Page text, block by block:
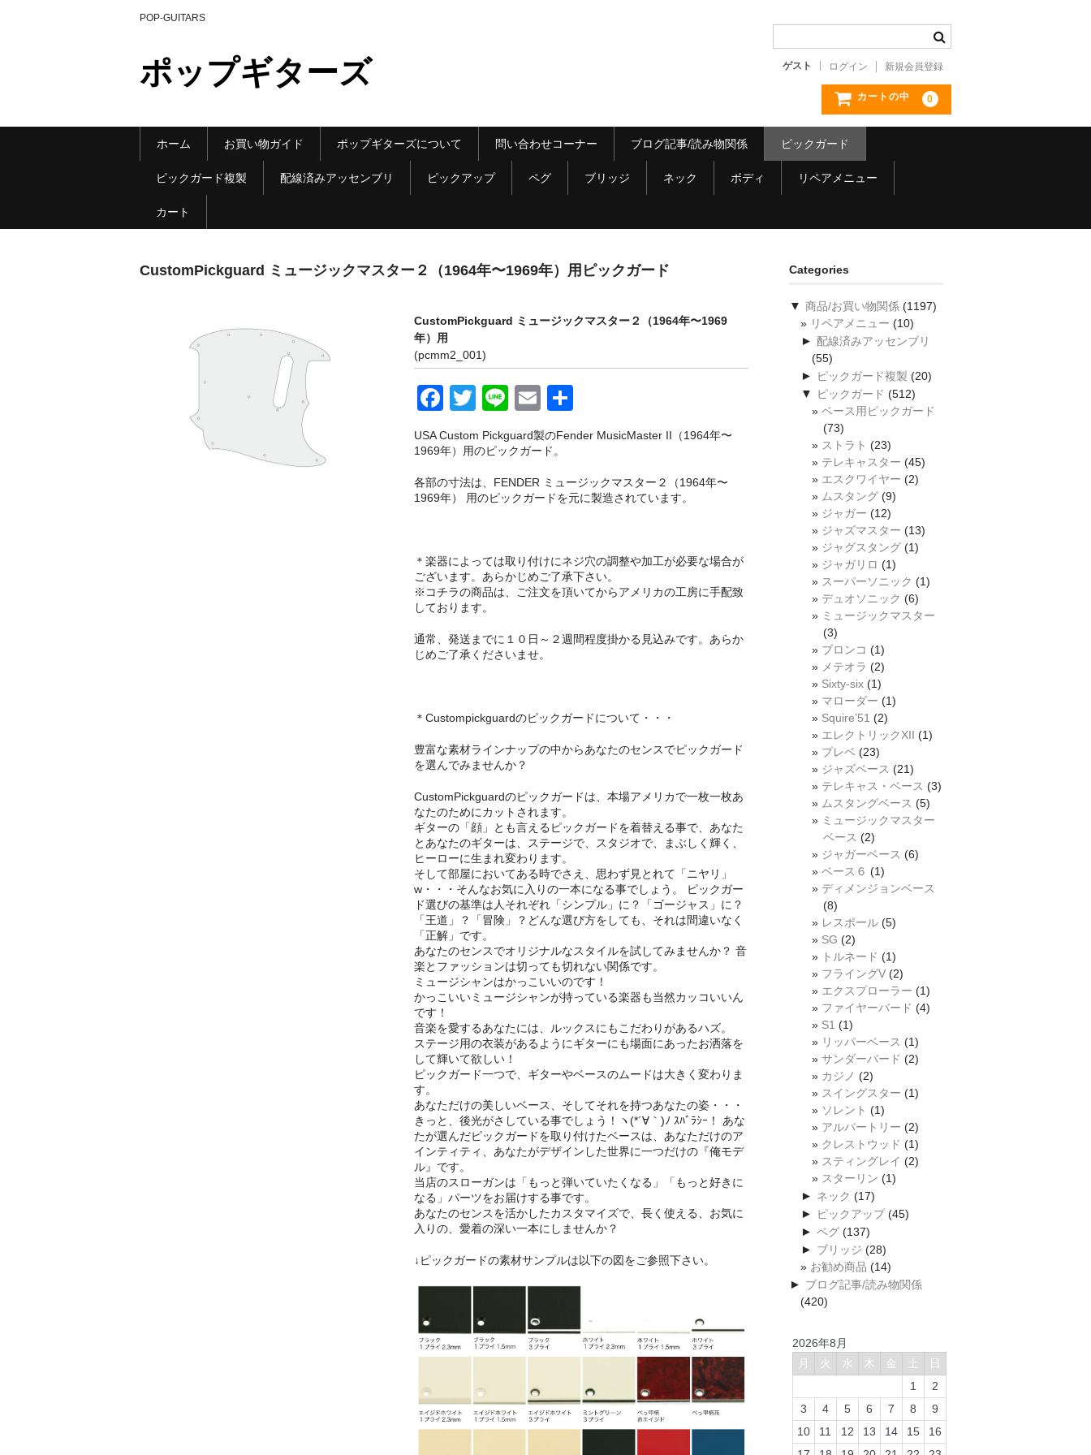
POP-GUITARS
ポップギターズ ゲスト ログイン 新規会員登録
カートの中 0
ホーム お買い物ガイド ポップギターズについて 問い合わせコーナー ブログ記事/読み物関係 ピックガード
ピックガード複製 配線済みアッセンブリ ピックアップ ペグ ブリッジ ネック ボディ リペアメニュー
カート
CustomPickguard ミュージックマスター２（1964年〜1969年）用ピックガード
CustomPickguard ミュージックマスター２（1964年〜1969
年）用
(pcmm2_001)
F
a
c
e
b
o
k
T
wi
tt
er
Li
e
E
m
ail
有
USA Custom Pickguard製のFender MusicMaster II（1964年〜
1969年）用のピックガード。
各部の寸法は、FENDER ミュージックマスター２（1964年〜
1969年） 用のピックガードを元に製造されています。
＊楽器によっては取り付けにネジ穴の調整や加工が必要な場合が
ございます。あらかじめご了承下さい。
※コチラの商品は、ご注文を頂いてからアメリカの工房に手配致
しております。
通常、発送までに１０日～２週間程度掛かる見込みです。あらか
じめご了承くださいませ。
＊Custompickguardのピックガードについて・・・
豊富な素材ラインナップの中からあなたのセンスでピックガード
を選んでみませんか？
CustomPickguardのピックガードは、本場アメリカで一枚一枚あ
なたのためにカットされます。
ギターの「顔」とも言えるピックガードを着替える事で、あなた
とあなたのギターは、ステージで、スタジオで、まぶしく輝く、
ヒーローに生まれ変わります。
そして部屋においてある時でさえ、思わず見とれて「ニヤリ」
w・・・そんなお気に入りの一本になる事でしょう。 ピックガー
ド選びの基準は人それぞれ「シンプル」に？「ゴージャス」に？
「王道」？「冒険」？どんな選び方をしても、それは間違いなく
「正解」です。
あなたのセンスでオリジナルなスタイルを試してみませんか？ 音
楽とファッションは切っても切れない関係です。
ミュージシャンはかっこいいのです！
かっこいいミュージシャンが持っている楽器も当然カッコいいん
です！
音楽を愛するあなたには、ルックスにもこだわりがあるハズ。
ステージ用の衣装があるようにギターにも場面にあったお洒落を
して輝いて欲しい！
ピックガード一つで、ギターやベースのムードは大きく変わりま
す。
あなただけの美しいベース、そしてそれを持つあなたの姿・・・
きっと、後光がさしている事でしょう！ヽ(*´∀｀)ﾉ ｽﾊﾞﾗｼｰ！ あな
たが選んだピックガードを取り付けたベースは、あなただけのア
インティティ、あなたがデザインした世界に一つだけの『俺モデ
ル』です。
当店のスローガンは「もっと弾いていたくなる」「もっと好きに
なる」パーツをお届けする事です。
あなたのセンスを活かしたカスタマイズで、長く使える、お気に
入りの、愛着の深い一本にしませんか？
↓ピックガードの素材サンプルは以下の図をご参照下さい。
Categories
▼ 商品/お買い物関係 (1197)
リペアメニュー (10)
► 配線済みアッセンブリ
(55)
► ピックガード複製 (20)
▼ ピックガード (512)
ベース用ピックガード
(73)
ストラト (23)
テレキャスター (45)
エスクワイヤー (2)
ムスタング (9)
ジャガー (12)
ジャズマスター (13)
ジャグスタング (1)
ジャガリロ (1)
スーパーソニック (1)
デュオソニック (6)
ミュージックマスター
(3)
ブロンコ (1)
メテオラ (2)
Sixty-six (1)
マローダー (1)
Squire’51 (2)
エレクトリックXII (1)
プレベ (23)
ジャズベース (21)
テレキャス・ベース (3)
ムスタングベース (5)
ミュージックマスター
ベース (2)
ジャガーベース (6)
ベース６ (1)
ディメンジョンベース
(8)
レスポール (5)
SG (2)
トルネード (1)
フライングV (2)
エクスプローラー (1)
ファイヤーバード (4)
S1 (1)
リッパーベース (1)
サンダーバード (2)
カジノ (2)
スイングスター (1)
ソレント (1)
アルバートリー (2)
クレストウッド (1)
スティングレイ (2)
スターリン (1)
► ネック (17)
► ピックアップ(45)
► ペグ (137)
► ブリッジ (28)
お勧め商品 (14)
► ブログ記事/読み物関係
(420)
2026年8月
月
火 水 木 金 土
日
1
2
3
4 5 6 7 8
9
10
11 12 13 14 15
16